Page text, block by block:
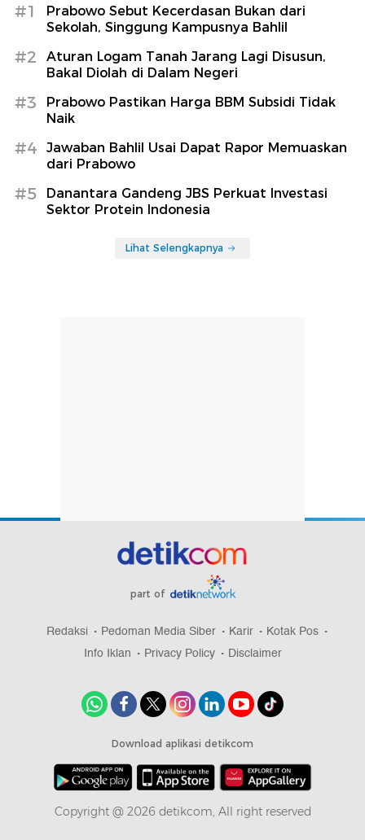
#1
Prabowo Sebut Kecerdasan Bukan dari
Sekolah, Singgung Kampusnya Bahlil
#2
Aturan Logam Tanah Jarang Lagi Disusun,
Bakal Diolah di Dalam Negeri
#3
Prabowo Pastikan Harga BBM Subsidi Tidak
Naik
#4
Jawaban Bahlil Usai Dapat Rapor Memuaskan
dari Prabowo
#5
Danantara Gandeng JBS Perkuat Investasi
Sektor Protein Indonesia
Lihat Selengkapnya
part of
Redaksi Pedoman Media Siber Karir
Kotak Pos
Info Iklan
Privacy Policy Disclaimer
Download aplikasi detikcom
Copyright @ 2026 detikcom, All right reserved